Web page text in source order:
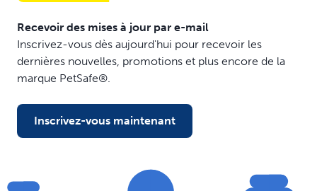
Recevoir des mises à jour par e-mail
Inscrivez-vous dès aujourd'hui pour recevoir les
dernières nouvelles, promotions et plus encore de la
marque PetSafe®.
Inscrivez-vous maintenant